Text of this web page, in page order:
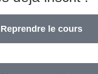
Reprendre le cours